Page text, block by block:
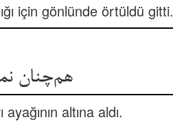
için gönlünde örtüldü gitti.
altına aldı.